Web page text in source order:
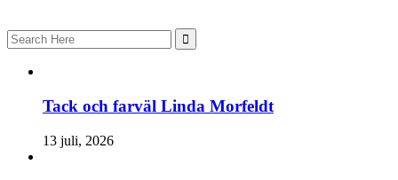
Search
for:
Tack och farväl Linda Morfeldt
13 juli, 2026